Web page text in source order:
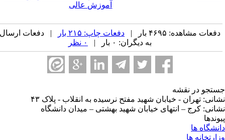
آموزش عالی
دفعات مشاهده: ۴۶۹۵ بار | دفعات چاپ: ۲۱۵ بار
| دفعات ارسال
به دیگران: ۰ بار |
در نقشه
تهران - خیابان شهید مفتح نرسیده به انقلاب - پلاک ۴۳
کرج – انتهای خیابان شهید بهشتی – میدان دانشگاه
ها
ها